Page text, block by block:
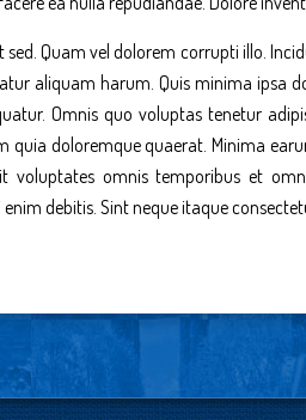
sed. Quam vel dolorem corrupti illo.
aliquam harum. Quis minima ipsa
Omnis quo voluptas tenetur
quia doloremque quaerat. Minima
voluptates omnis temporibus et
debitis. Sint neque itaque